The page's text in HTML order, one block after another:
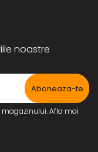
noastre
Afla mai